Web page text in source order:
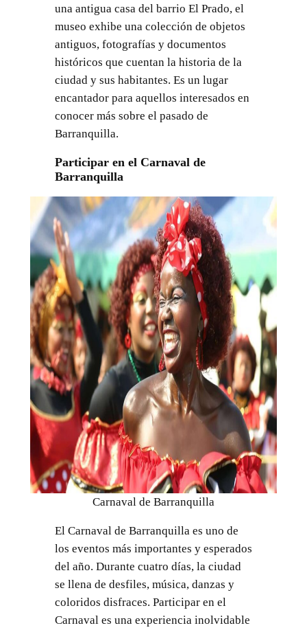
una antigua casa del barrio El Prado, el
museo exhibe una colección de objetos
antiguos, fotografías y documentos
históricos que cuentan la historia de la
ciudad y sus habitantes. Es un lugar
encantador para aquellos interesados en
conocer más sobre el pasado de
Barranquilla.
Participar en el Carnaval de
Barranquilla
Carnaval de Barranquilla
El Carnaval de Barranquilla es uno de
los eventos más importantes y esperados
del año. Durante cuatro días, la ciudad
se llena de desfiles, música, danzas y
coloridos disfraces. Participar en el
Carnaval es una experiencia inolvidable